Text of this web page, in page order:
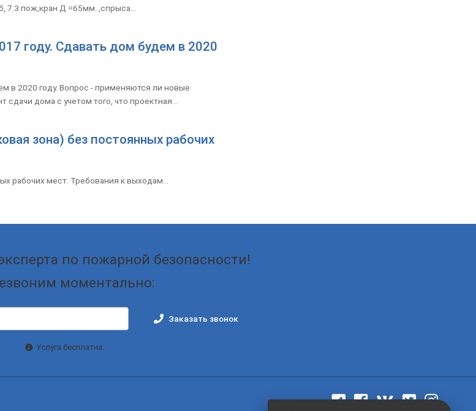
7.3 пож,кран Д =65мм. ,спрыса...
году. Сдавать дом будем в 2020
в 2020 году. Вопрос - применяются ли новые
дома с учетом того, что проектная...
зона) без постоянных рабочих
рабочих мест. Требования к выходам...
по пожарной безопасности!
моментально:
Заказать звонок
Услуга бесплатна.